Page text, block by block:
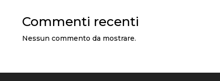
Commenti recenti
Nessun commento da mostrare.